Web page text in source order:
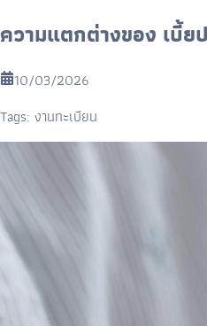
ความแตกต่างของ เบี้ย
10/03/2026
Tags: งานทะเบียน